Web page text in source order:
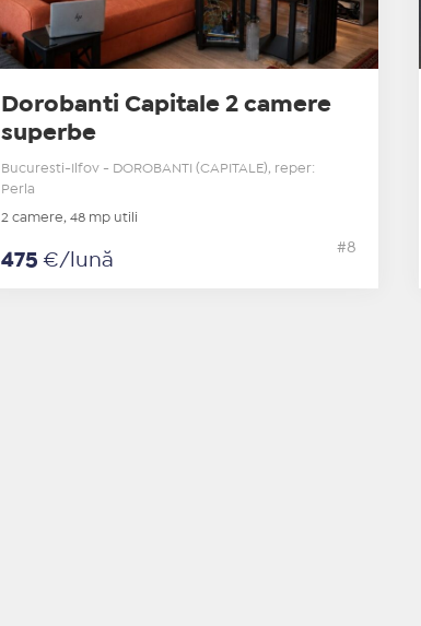
Dorobanti Capitale 2 camere
superbe
Bucuresti-Ilfov - DOROBANTI (CAPITALE), reper:
Perla
2 camere, 48 mp utili
475€/lună
#8